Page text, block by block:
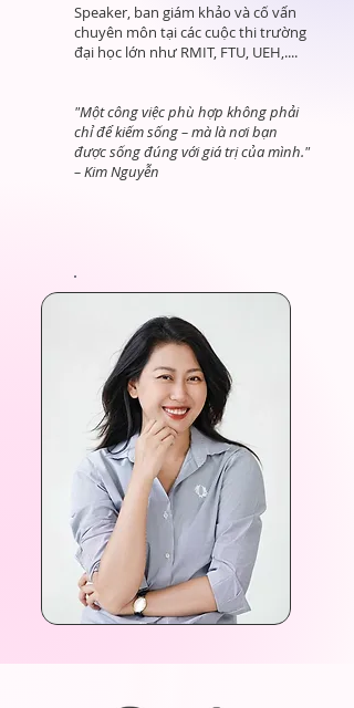
Speaker, ban giám khảo và cố vấn
chuyên môn tại các cuộc thi trường
đại học lớn như RMIT, FTU, UEH,....
"Một công việc phù hợp không phải
chỉ để kiếm sống – mà là nơi bạn
được sống đúng với giá trị của mình."
– Kim Nguyễn